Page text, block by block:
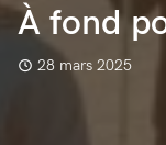
À fond
28 mars 2025